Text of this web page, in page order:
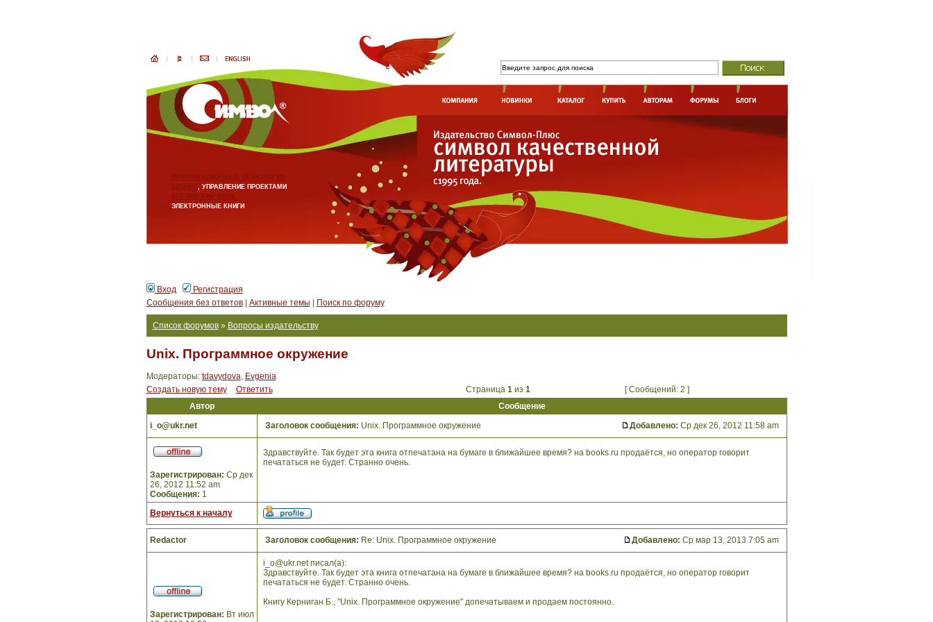
ИНФОРМАЦИОННЫЕ ТЕХНОЛОГИИ
БИЗНЕС, УПРАВЛЕНИЕ ПРОЕКТАМИ
АНГЛИЙСКИЙ ЯЗЫК
ЭЛЕКТРОННЫЕ КНИГИ
Вход
Регистрация
Сообщения без ответов| Активные темы Поиск по форуму
Список форумов» Вопросы издательству
Unix. Программное окружение
Модераторы: tdavydova, Evgenia
Создать новую тему
Ответить Страница 1из 1
[ Сообщений: 2 ]
Автор
Сообщение
i_o@ukr.net
Заголовок сообщения: Unix. Программное окружение Добавлено: Ср дек 26, 2012 11:58 am
Зарегистрирован: Ср дек
26, 2012 11:52 am
Сообщения: 1
Здравствуйте. Так будет эта книга отпечатана на бумаге в ближайшее время? на books.ru продаётся, но оператор говорит
печататься не будет. Странно очень.
Вернуться к началу
Redactor Заголовок сообщения: Re: Unix. Программное окружение Добавлено: Ср мар 13, 2013 7:05 am
Зарегистрирован: Вт июл
i_o@ukr.net писал(а):
Здравствуйте. Так будет эта книга отпечатана на бумаге в ближайшее время? на books.ru продаётся, но оператор говорит
печататься не будет. Странно очень.
Книгу Керниган Б., "Unix. Программное окружение" допечатываем и продаем постоянно.